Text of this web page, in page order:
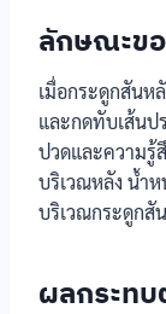
ลักษณะข
เมื่อกระดูกสันห
และกดทับเส้นป
ปวดและความรู้
บริเวณหลัง น้ำ
บริเวณกระดูกสั
ผลกระทบ